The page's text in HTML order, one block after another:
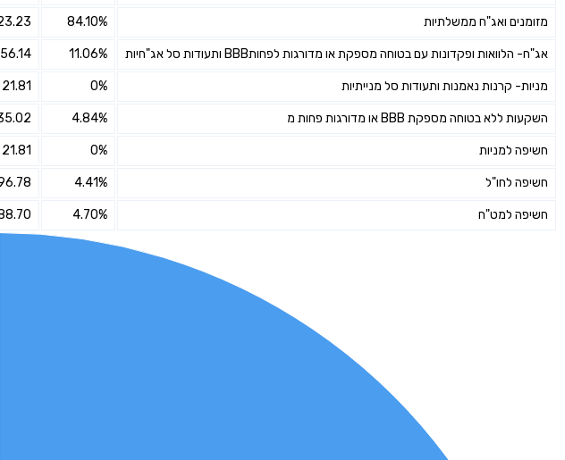
מזומנים ואג"ח ממשלתיות 84.10%
אג"ח- הלוואות ופקדונות עם בטוחה מספקת או מדורגות לפחותBBB ותעודות סל אג"חיות 11.06%
מניות- קרנות נאמנות ותעודות סל מנייתיות 0%
21.81
השקעות ללא בטוחה מספקת BBB או מדורגות פחות מ 4.84%
חשיפה למניות 0%
21.81
חשיפה לחו"ל 4.41%
חשיפה למט"ח 4.70%
שליחה